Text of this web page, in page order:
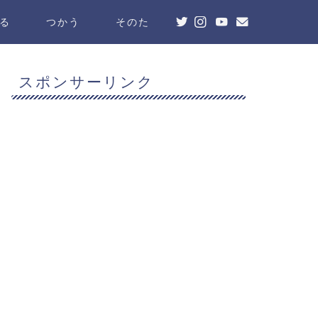
つかう そのた
スポンサーリンク